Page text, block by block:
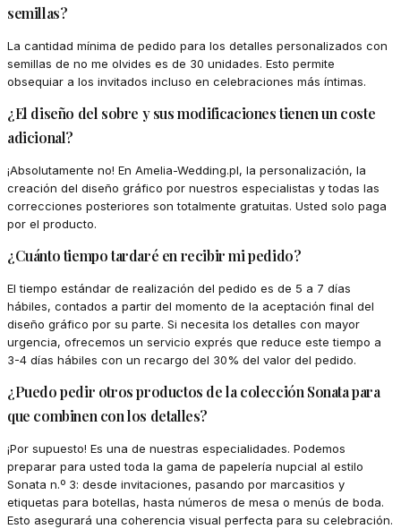
semillas?
La cantidad mínima de pedido para los detalles personalizados con
semillas de no me olvides es de 30 unidades. Esto permite
obsequiar a los invitados incluso en celebraciones más íntimas.
¿El diseño del sobre y sus modificaciones tienen un coste
adicional?
¡Absolutamente no! En Amelia-Wedding.pl, la personalización, la
creación del diseño gráfico por nuestros especialistas y todas las
correcciones posteriores son totalmente gratuitas. Usted solo paga
por el producto.
¿Cuánto tiempo tardaré en recibir mi pedido?
El tiempo estándar de realización del pedido es de 5 a 7 días
hábiles, contados a partir del momento de la aceptación final del
diseño gráfico por su parte. Si necesita los detalles con mayor
urgencia, ofrecemos un servicio exprés que reduce este tiempo a
3-4 días hábiles con un recargo del 30% del valor del pedido.
¿Puedo pedir otros productos de la colección Sonata para
que combinen con los detalles?
¡Por supuesto! Es una de nuestras especialidades. Podemos
preparar para usted toda la gama de papelería nupcial al estilo
Sonata n.º 3: desde invitaciones, pasando por marcasitios y
etiquetas para botellas, hasta números de mesa o menús de boda.
Esto asegurará una coherencia visual perfecta para su celebración.